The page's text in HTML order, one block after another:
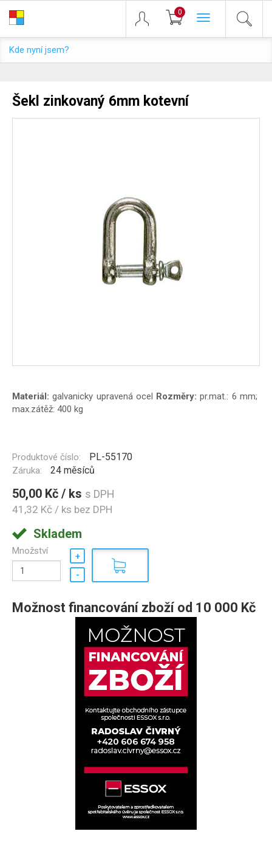
0
Toggle
Kde nyní jsem?
Šekl zinkovaný 6mm kotevní
Materiál: galvanicky upravená ocel Rozměry: pr.mat.: 6 mm;
max.zátěž: 400 kg
Produktové číslo: PL-55170
Záruka: 24 měsíců
50,00 Kč / ks s DPH
41,32 Kč / ks bez DPH
Skladem
Množství
Možnost financování zboží od 10 000 Kč